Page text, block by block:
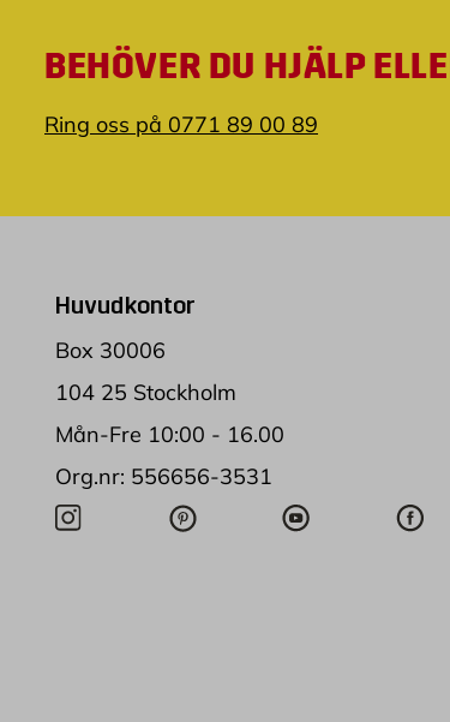
BEHÖVER DU HJÄLP
Ring oss på 0771 89 00 89
Huvudkontor
Box 30006
104 25 Stockholm
Mån-Fre 10:00 - 16.00
Org.nr: 556656-3531